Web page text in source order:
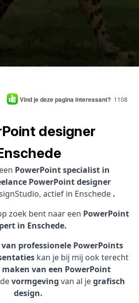
Vind je deze pagina interessant? 1108
designer
PowerPoint specialist in
PowerPoint designer
actief in Enschede .
zoek bent naar een PowerPoint
in Enschede.
professionele PowerPoints
kan je bij mij ook terecht
van een PowerPoint
vormgeving van al jegrafisch
design.